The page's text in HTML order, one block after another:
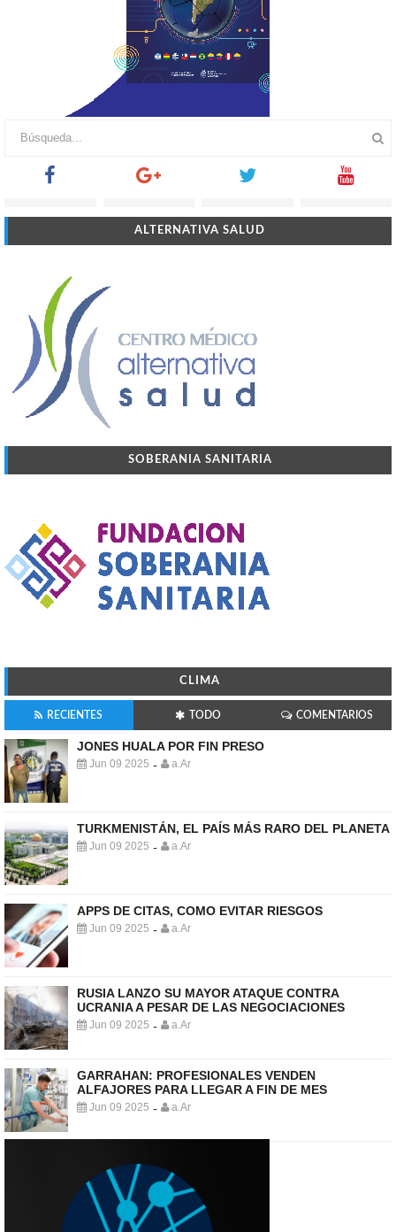
ALTERNATIVA SALUD
SOBERANIA SANITARIA
CLIMA
RECIENTES TODO COMENTARIOS
JONES HUALA POR FIN PRESO
Jun 09 2025 - a.Ar
TURKMENISTÁN, EL PAÍS MÁS RARO DEL PLANETA
Jun 09 2025 - a.Ar
APPS DE CITAS, COMO EVITAR RIESGOS
Jun 09 2025 - a.Ar
RUSIA LANZO SU MAYOR ATAQUE CONTRA
UCRANIA A PESAR DE LAS NEGOCIACIONES
Jun 09 2025 - a.Ar
GARRAHAN: PROFESIONALES VENDEN
ALFAJORES PARA LLEGAR A FIN DE MES
Jun 09 2025 - a.Ar